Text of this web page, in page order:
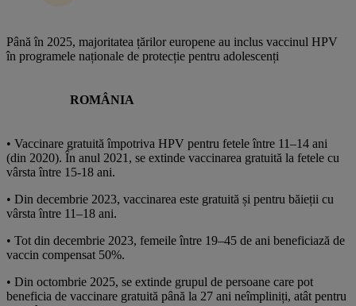
Până în 2025, majoritatea țărilor europene au inclus vaccinul HPV
în programele naționale de protecție pentru adolescenți
ROMÂNIA
• Vaccinare gratuită împotriva HPV pentru fetele între 11–14 ani
(din 2020). În anul 2021, se extinde vaccinarea gratuită la fetele cu
vârsta între 15-18 ani.
• Din decembrie 2023, vaccinarea este gratuită și pentru băieții cu
vârsta între 11–18 ani.
• Tot din decembrie 2023, femeile între 19–45 de ani beneficiază de
vaccin compensat 50%.
• Din octombrie 2025, se extinde grupul de persoane care pot
beneficia de vaccinare gratuită până la 27 ani neîmpliniți, atât pentru